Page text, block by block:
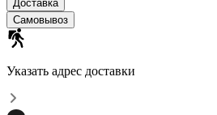
Доставка
Самовывоз
Указать адрес доставки